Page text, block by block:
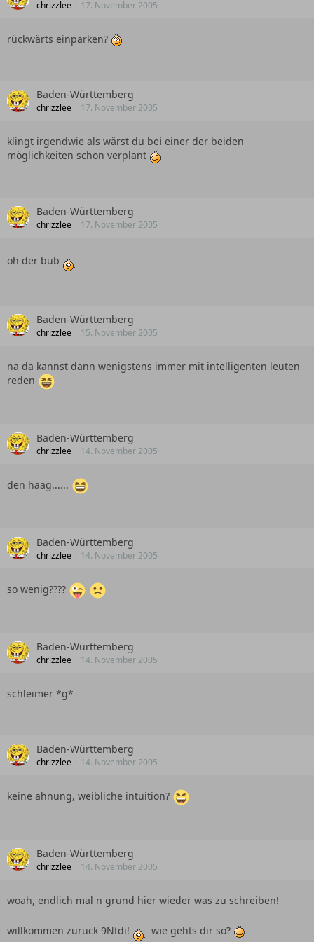
chrizzlee 17. November 2005
rückwärts einparken?
Baden-Württemberg
chrizzlee 17. November 2005
klingt irgendwie als wärst du bei einer der beiden
möglichkeiten schon verplant
Baden-Württemberg
chrizzlee 17. November 2005
oh der bub
Baden-Württemberg
chrizzlee 15. November 2005
na da kannst dann wenigstens immer mit intelligenten leuten
reden
Baden-Württemberg
chrizzlee 14. November 2005
den haag......
Baden-Württemberg
chrizzlee 14. November 2005
so wenig????
Baden-Württemberg
chrizzlee 14. November 2005
schleimer *g*
Baden-Württemberg
chrizzlee 14. November 2005
keine ahnung, weibliche intuition?
Baden-Württemberg
chrizzlee 14. November 2005
woah, endlich mal n grund hier wieder was zu schreiben!
willkommen zurück 9Ntdi! wie gehts dir so?